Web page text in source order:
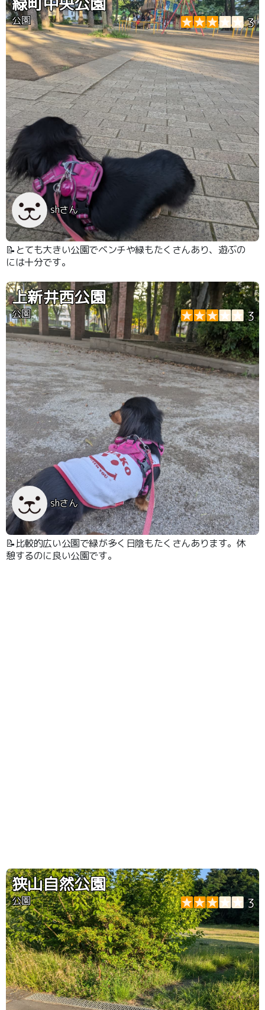
公園 3
shさん
📝とても大きい公園でベンチや緑もたくさんあり、遊ぶの
には十分です。
上新井西公園
公園 3
shさん
📝比較的広い公園で緑が多く日陰もたくさんあります。休
憩するのに良い公園です。
狭山自然公園
公園 3